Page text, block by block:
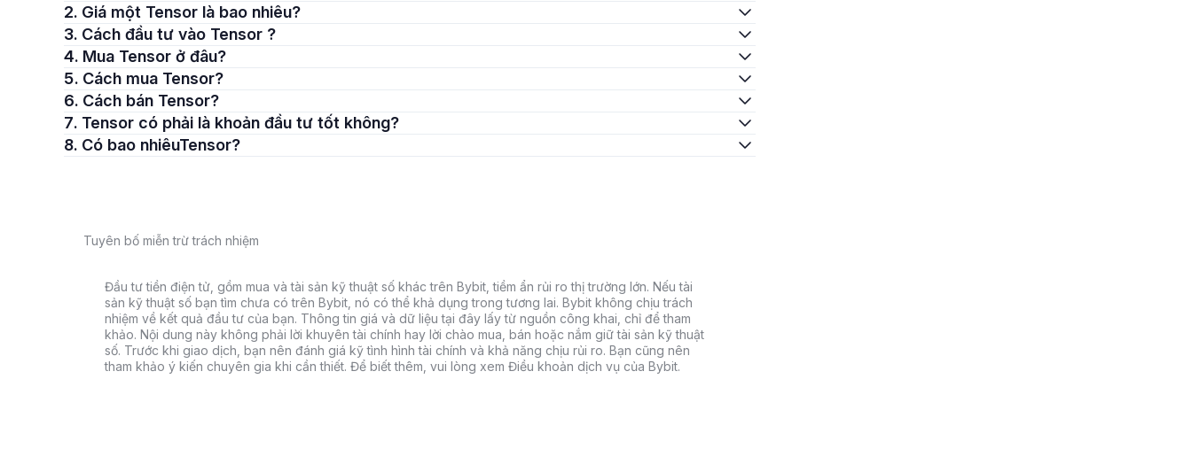
2. Giá một Tensor là bao nhiêu?
3. Cách đầu tư vào Tensor ?
4. Mua Tensor ở đâu?
5. Cách mua Tensor?
6. Cách bán Tensor?
7. Tensor có phải là khoản đầu tư tốt không?
8. Có bao nhiêuTensor?
Tuyên bố miễn trừ trách nhiệm
Đầu tư tiền điện tử, gồm mua và tài sản kỹ thuật số khác trên Bybit, tiềm ẩn rủi ro thị trường lớn. Nếu tài
sản kỹ thuật số bạn tìm chưa có trên Bybit, nó có thể khả dụng trong tương lai. Bybit không chịu trách
nhiệm về kết quả đầu tư của bạn. Thông tin giá và dữ liệu tại đây lấy từ nguồn công khai, chỉ để tham
khảo. Nội dung này không phải lời khuyên tài chính hay lời chào mua, bán hoặc nắm giữ tài sản kỹ thuật
số. Trước khi giao dịch, bạn nên đánh giá kỹ tình hình tài chính và khả năng chịu rủi ro. Bạn cũng nên
tham khảo ý kiến chuyên gia khi cần thiết. Để biết thêm, vui lòng xem Điều khoản dịch vụ của Bybit.